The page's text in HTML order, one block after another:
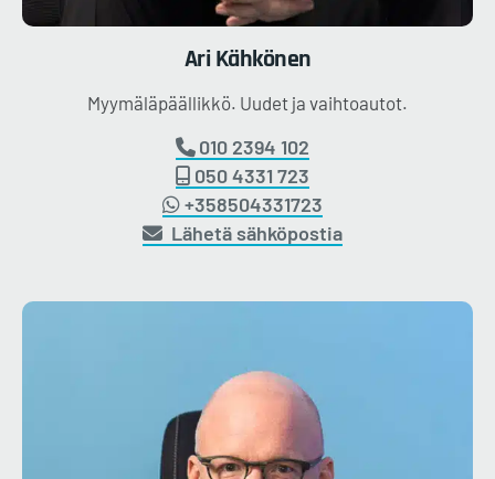
Ari Kähkönen
Myymäläpäällikkö. Uudet ja vaihtoautot.
010 2394 102
050 4331 723
+358504331723
Lähetä sähköpostia